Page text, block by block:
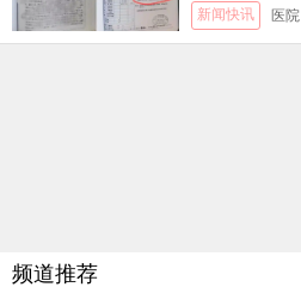
新闻快讯 医院
频道推荐